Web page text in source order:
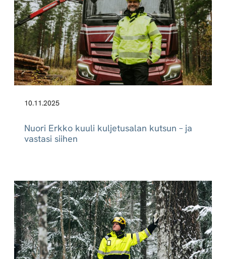
10.11.2025
Nuori Erkko kuuli kuljetusalan kutsun – ja
vastasi siihen